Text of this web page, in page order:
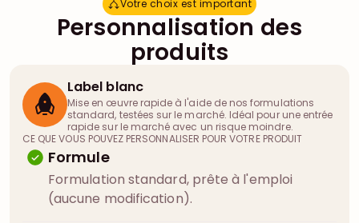
Votre choix est important
Votre choix est important
Personnalisation des
produits
Label blanc
Mise en œuvre rapide à l'aide de nos formulations
standard, testées sur le marché. Idéal pour une entrée
rapide sur le marché avec un risque moindre.
CE QUE VOUS POUVEZ PERSONNALISER POUR VOTRE PRODUIT
Formule
Formulation standard, prête à l'emploi
(aucune modification).